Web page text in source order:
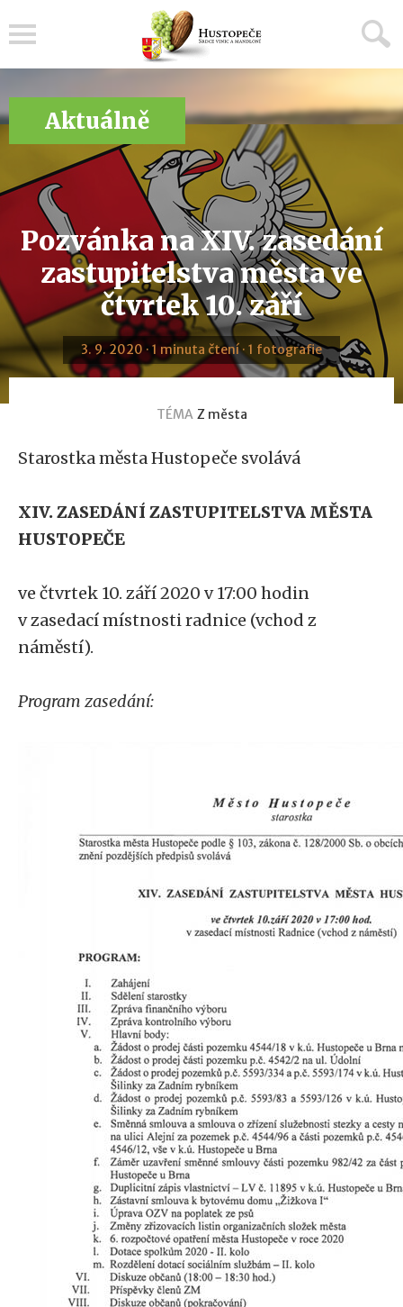
Aktuálně
Pozvánka na XIV. zasedání
zastupitelstva města ve
čtvrtek 10. září
3. 9. 2020 · 1 minuta čtení · 1 fotografie
TÉMA Z města
Starostka města Hustopeče svolává
XIV. ZASEDÁNÍ ZASTUPITELSTVA MĚSTA
HUSTOPEČE
ve čtvrtek 10. září 2020 v 17:00 hodin
v zasedací místnosti radnice (vchod z
náměstí).
Program zasedání: